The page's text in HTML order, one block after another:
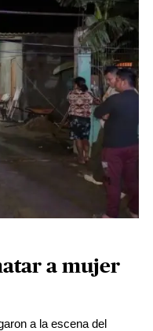
a mujer
a la escena del